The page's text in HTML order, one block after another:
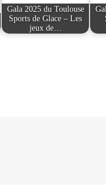
Gala 2025 du Toulouse
Sports de Glace – Les
jeux de…